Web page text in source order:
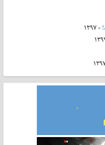
- ۱۳۹۷